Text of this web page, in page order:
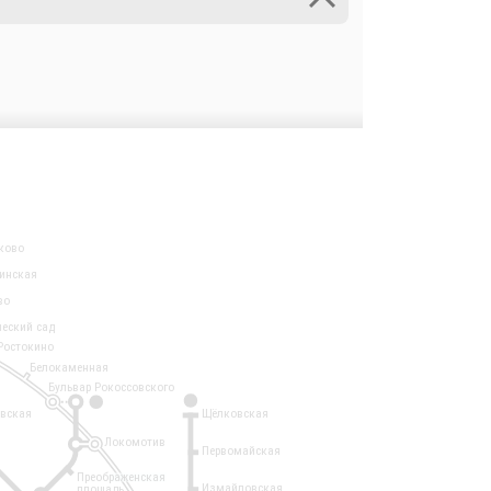
1
Локомотив
сад
Белокаменная
Щёлковская
Первомайская
Измайловская
Бульвар Рокоссовского
Преображенская